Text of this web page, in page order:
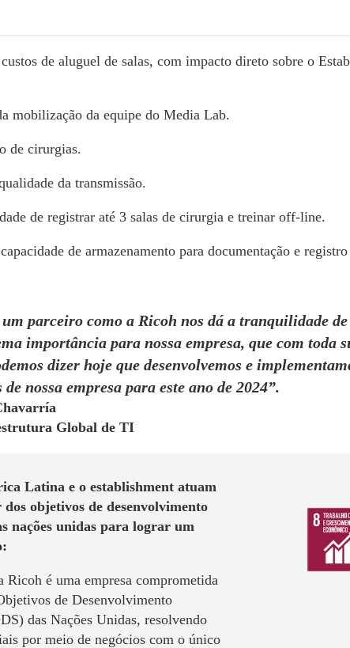
Lab obteve um aumento de 50% no número de médicos
de aluguel de salas, com impacto direto sobre o
mobilização da equipe do Media Lab.
de cirurgias.
da transmissão.
de registrar até 3 salas de cirurgia e treinar off-line.
de armazenamento para documentação e
parceiro como a Ricoh nos dá a tranquilidade
importância para nossa empresa, que com toda
dizer hoje que desenvolvemos e
nossa empresa para este ano de 2024”.
Global de TI
Latina e o establishment atuam
objetivos de desenvolvimento
nações unidas para lograr um
Ricoh é uma empresa comprometida
de Desenvolvimento
das Nações Unidas, resolvendo
por meio de negócios com o único